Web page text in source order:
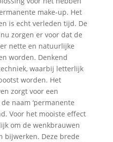
make-up. Het
is echt verleden tijd. De
zorgen er voor dat de
nette en natuurlijke
worden. Denkend
waarbij letterlijk
worden. Het
zorgt voor een
naam ‘permanente
Voor het mooiste effect
om de wenkbrauwen
bijwerken. Deze brede